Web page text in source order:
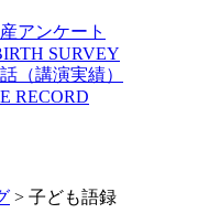
アンケート
SURVEY
（講演実績）
RECORD
> 子ども語録